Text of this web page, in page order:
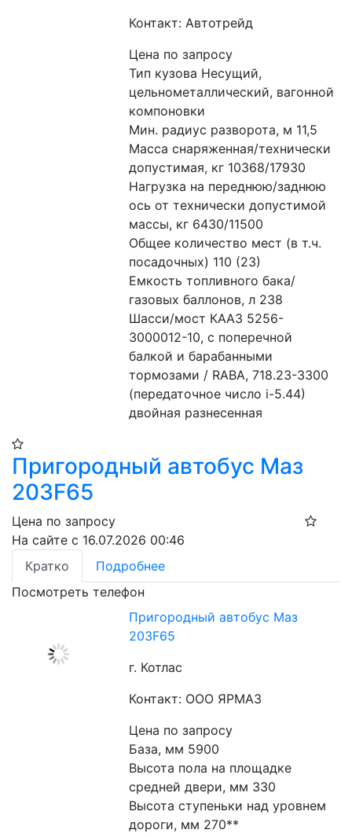
Контакт: Автотрейд
Цена по запросу
Тип кузова Несущий,
цельнометаллический, вагонной
компоновки
Мин. радиус разворота, м 11,5
Масса снаряженная/технически
допустимая, кг 10368/17930
Нагрузка на переднюю/заднюю
ось от технически допустимой
массы, кг 6430/11500
Общее количество мест (в т.ч.
посадочных) 110 (23)
Емкость топливного бака/
газовых баллонов, л 238
Шасси/мост КААЗ 5256-
3000012-10, с поперечной
балкой и барабанными
тормозами / RABA, 718.23-3300
(передаточное число i-5.44)
двойная разнесенная
Пригородный автобус Маз
203F65
Цена по запросу
На сайте с 16.07.2026 00:46
Кратко
Подробнее
Посмотреть телефон
Пригородный автобус Маз
203F65
г. Котлас
Контакт: ООО ЯРМАЗ
Цена по запросу
База, мм 5900
Высота пола на площадке
средней двери, мм 330
Высота ступеньки над уровнем
дороги, мм 270**